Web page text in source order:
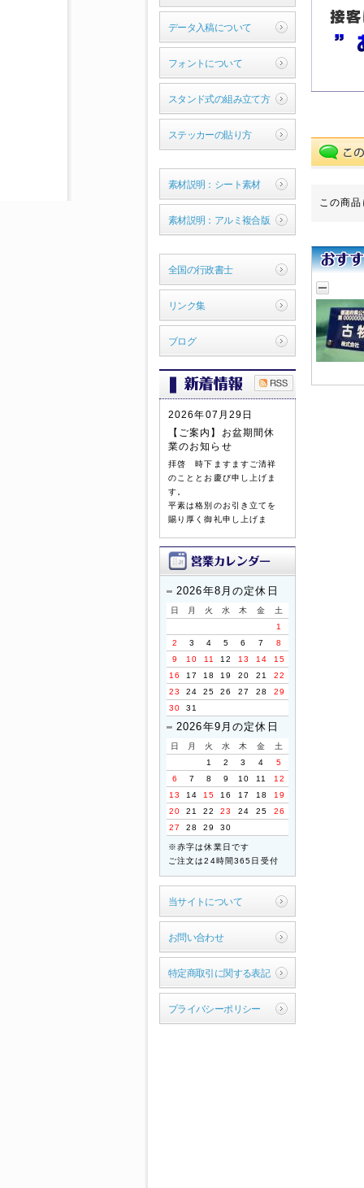
データ入稿について
フォントについて
スタンド式の組み立て方
ステッカーの貼り方
素材説明：シート素材
素材説明：アルミ複合版
全国の行政書士
リンク集
ブログ
2026年07月29日
【ご案内】お盆期間休
業のお知らせ
拝啓 時下ますますご清祥
のこととお慶び申し上げま
す。
平素は格別のお引き立てを
賜り厚く御礼申し上げま
誠に勝手ながら、以下の期
間を休業とさせていただき
ます。
【休暇期間】
2026年8月8日(土) ～ 8
月16日(日)
【お盆期間前発送、最終注
文受付日】
2026年8月3日(月)
※お支払手続きも同日中に
お願い致します。
休業期間中にお問い合わせ
いただきました件に関して
は、8月17日より順次ご対
応・発送をさせていただき
ます。
ご迷惑をお掛けいたします
が、何卒ご了承くださいま
すよう宜しくお願い申し上
げます。
敬具
2026年04月21日
【ご案内】ゴールデン
ウィーク休業のお知ら
せ
のこととお慶び申し上げま
2026年8月の定休日
日 月 火 水 木 金
土
1
2
3 4 5 6 7
8
9
10 11 12 13 14
15
16
17 18 19 20 21
22
23
24 25 26 27 28
29
30
31
2026年9月の定休日
日 月 火 水 木 金
土
1
2 3 4
5
6
7 8 9 10 11
12
13
14 15 16 17 18
19
20
21 22 23 24 25
26
27
28 29 30
※赤字は休業日です
ご注文は24時間365日受付
当サイトについて
お問い合わせ
特定商取引に関する表記
プライバシーポリシー
この商